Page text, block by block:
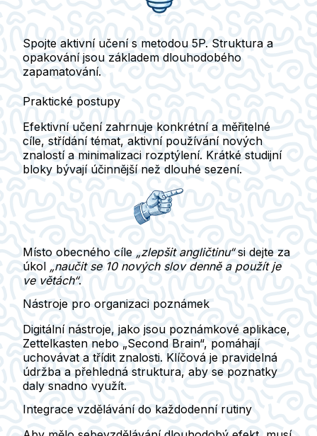
Spojte aktivní učenís metodou 5P. Struktura a
opakování jsou základem dlouhodobého
zapamatování.
Praktické postupy
Efektivní učení zahrnuje konkrétní a měřitelné
cíle, střídání témat, aktivní používánínových
znalostí a minimalizaci rozptýlení. Krátké studijní
bloky bývají účinnější než dlouhé sezení.
Místo obecného cíle „zlepšit angličtinu“si dejte za
úkol „naučit se 10 nových slov denně a použít je
ve větách“.
Nástroje pro organizaci poznámek
Digitální nástroje, jako jsou poznámkové aplikace,
Zettelkasten nebo „Second Brain“, pomáhají
uchovávat a třídit znalosti. Klíčová je pravidelná
údržba a přehledná struktura, aby se poznatky
daly snadno využít.
Integrace vzdělávání do každodenní rutiny